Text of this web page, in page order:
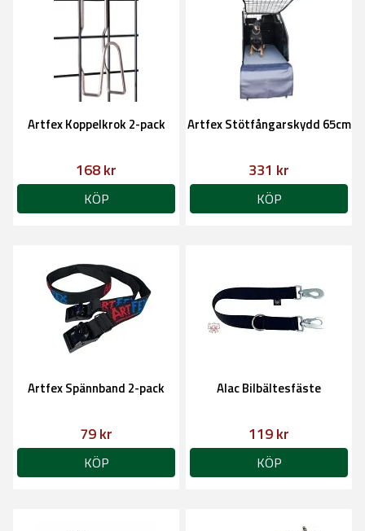
Artfex Koppelkrok 2-pack
168 kr
KÖP
Artfex Stötfångarskydd 65cm
331 kr
KÖP
Artfex Spännband 2-pack
79 kr
KÖP
Alac Bilbältesfäste
119 kr
KÖP